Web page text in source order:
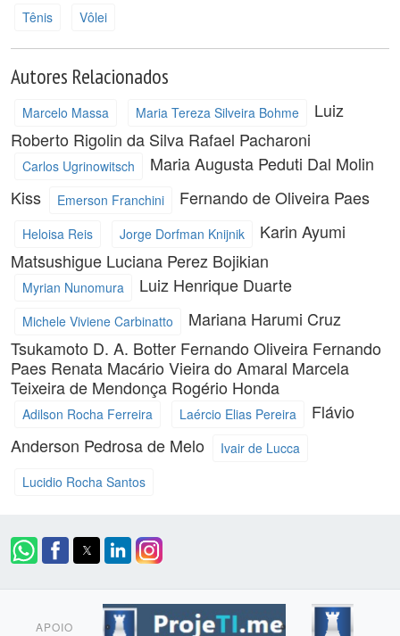
Tênis
Vôlei
Autores Relacionados
Marcelo Massa Maria Tereza Silveira Bohme
Luiz
Roberto Rigolin da Silva Rafael Pacharoni
Carlos Ugrinowitsch
Maria Augusta Peduti Dal Molin
Kiss
Emerson Franchini Fernando de Oliveira Paes
Heloisa Reis Jorge Dorfman Knijnik
Karin Ayumi
Matsushigue Luciana Perez Bojikian
Myrian Nunomura Luiz Henrique Duarte
Michele Viviene Carbinatto
Mariana Harumi Cruz
Tsukamoto D. A. Botter Fernando Oliveira Fernando
Paes Renata Macário Vieira do Amaral Marcela
Teixeira de Mendonça Rogério Honda
Adilson Rocha Ferreira Laércio Elias Pereira
Flávio
Anderson Pedrosa de Melo
Ivair de Lucca
Lucidio Rocha Santos
APOIO